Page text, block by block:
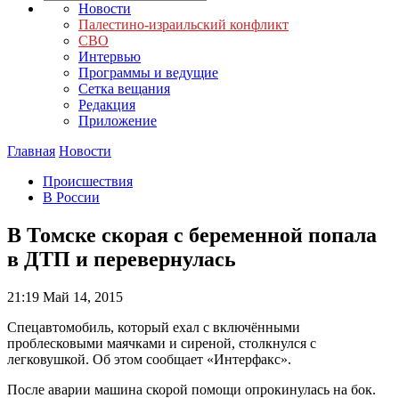
Новости
Палестино-израильский конфликт
СВО
Интервью
Программы и ведущие
Сетка вещания
Редакция
Приложение
Главная Новости
Происшествия
В России
В Томске скорая с беременной попала
в ДТП и перевернулась
21:19 Май 14, 2015
Спецавтомобиль, который ехал с включёнными
проблесковыми маячками и сиреной, столкнулся с
легковушкой. Об этом сообщает «Интерфакс».
После аварии машина скорой помощи опрокинулась на бок.